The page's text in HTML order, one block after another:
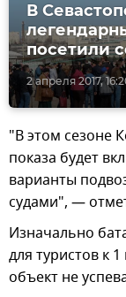
2 апреля 2017,
В
посетили
"В этом сезоне
показа будет
варианты
судами", —
Изначально
для туристов к
объект не